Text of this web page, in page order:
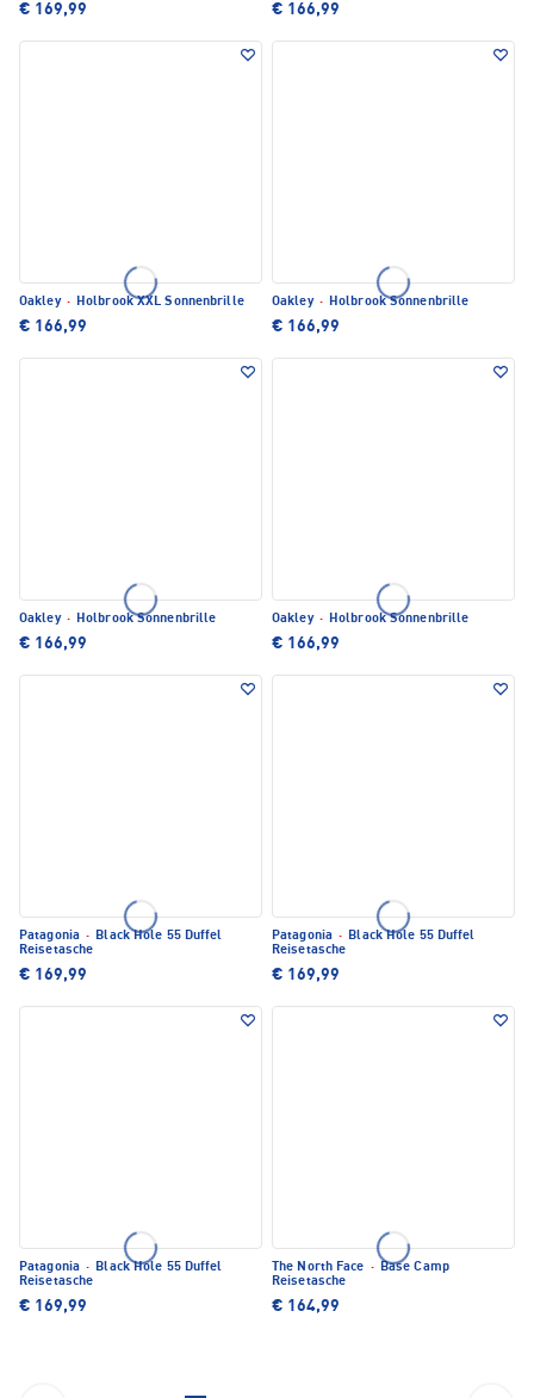
€ 169,99 € 166,99
Oakley · Holbrook XXL Sonnenbrille
€ 166,99
Oakley · Holbrook Sonnenbrille
€ 166,99
Oakley · Holbrook Sonnenbrille
€ 166,99
Oakley · Holbrook Sonnenbrille
€ 166,99
Patagonia · Black Hole 55 Duffel
Reisetasche
€ 169,99
Patagonia · Black Hole 55 Duffel
Reisetasche
€ 169,99
Patagonia · Black Hole 55 Duffel
Reisetasche
€ 169,99
The North Face · Base Camp
Reisetasche
€ 164,99